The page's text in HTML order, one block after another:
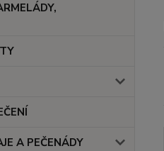
A PEČENÁDY